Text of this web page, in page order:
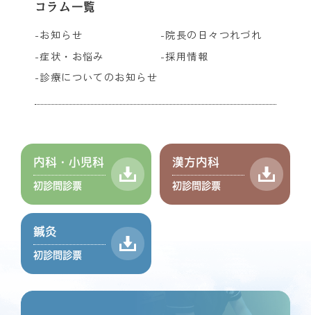
コラム一覧
お知らせ
院長の日々つれづれ
症状・お悩み
採用情報
診療についてのお知らせ
内科・小児科
初診問診票
漢方内科
初診問診票
鍼灸
初診問診票